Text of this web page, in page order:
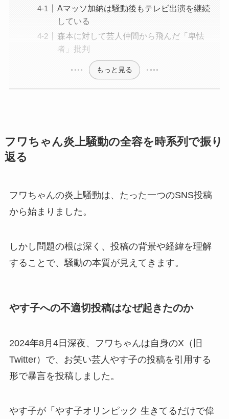
Aマッソ加納は騒動後もテレビ出演を継続
している
森本に対して芸人仲間から飛んだ「卑怯
者」批判
もっと見る
フワちゃん炎上騒動の全容を時系列で振り
返る
フワちゃんの炎上騒動は、たった一つのSNS投稿
から始まりました。
しかし問題の根は深く、投稿の背景や経緯を理解
することで、騒動の本質が見えてきます。
やす子への不適切投稿はなぜ起きたのか
2024年8月4日深夜、フワちゃんは自身のX（旧
Twitter）で、お笑い芸人やす子の投稿を引用する
形で暴言を投稿しました。
やす子が「やす子オリンピック 生きてるだけで偉